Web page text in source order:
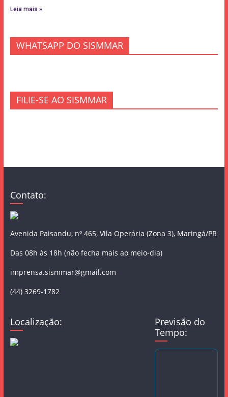
Leia mais »
WHATSAPP DO SISMMAR
FILIE-SE AO SISMMAR
Contato:
Avenida Paisandu, nº 465, Vila Operária (Zona 3), Maringá/PR
Das 08h às 18h (não fecha mais ao meio-dia)
imprensa.sismmar@gmail.com
(44) 3269-1782
Localização:
Previsão do
Tempo: